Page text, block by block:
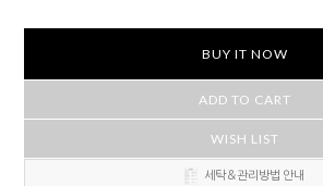
BUY IT NOW
ADD TO CART
WISH LIST
세탁＆관리방법 안내